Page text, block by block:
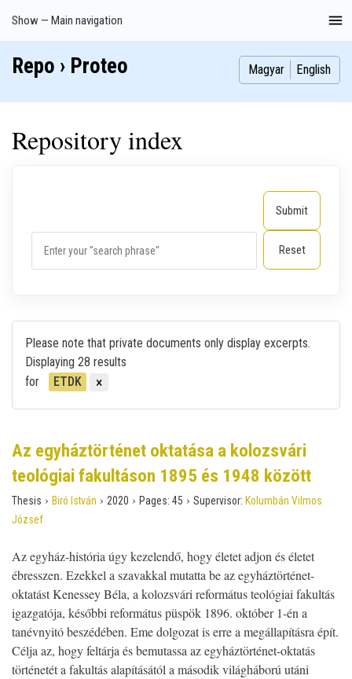
Main
navigation
Show — Main navigation
Index
Publications
Theses
Images
Contributors
Repo › Proteo Magyar English
Repository index
Please note that private documents only display excerpts.
Displaying 28 results
for
ETDK
Az egyháztörténet oktatása a kolozsvári
teológiai fakultáson 1895 és 1948 között
Thesis › Biró István › 2020 › Pages: 45 › Supervisor: Kolumbán Vilmos
József
Az egyház-história úgy kezelendő, hogy életet adjon és életet
ébresszen. Ezekkel a szavakkal mutatta be az egyháztörténet-
oktatást Kenessey Béla, a kolozsvári református teológiai fakultás
igazgatója, későbbi református püspök 1896. október 1-én a
tanévnyitó beszédében. Eme dolgozat is erre a megállapításra épít.
Célja az, hogy feltárja és bemutassa az egyháztörténet-oktatás
történetét a fakultás alapításától a második világháború utáni